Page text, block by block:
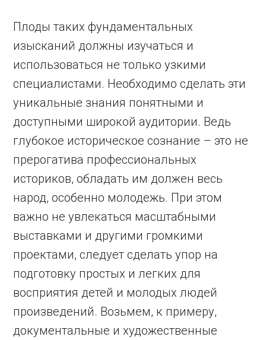
Плоды таких фундаментальных
изысканий должны изучаться и
использоваться не только узкими
специалистами. Необходимо сделать эти
уникальные знания понятными и
доступными широкой аудитории. Ведь
глубокое историческое сознание – это не
прерогатива профессиональных
историков, обладать им должен весь
народ, особенно молодежь. При этом
важно не увлекаться масштабными
выставками и другими громкими
проектами, следует сделать упор на
подготовку простых и легких для
восприятия детей и молодых людей
произведений. Возьмем, к примеру,
документальные и художественные